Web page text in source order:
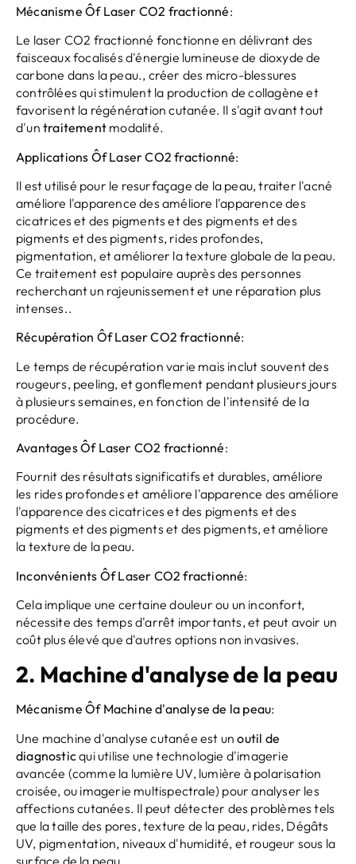
Mécanisme Ôf Laser CO2 fractionné:
Le laser CO2 fractionné fonctionne en délivrant des
faisceaux focalisés d'énergie lumineuse de dioxyde de
carbone dans la peau., créer des micro-blessures
contrôlées qui stimulent la production de collagène et
favorisent la régénération cutanée. Il s'agit avant tout
d'un traitement modalité.
Applications ÔfLaser CO2 fractionné:
Il est utilisé pour le resurfaçage de la peau, traiter l'acné
améliore l'apparence des améliore l'apparence des
cicatrices et des pigments et des pigments et des
pigments et des pigments, rides profondes,
pigmentation, et améliorer la texture globale de la peau.
Ce traitement est populaire auprès des personnes
recherchant un rajeunissement et une réparation plus
intenses..
Récupération ÔfLaser CO2 fractionné:
Le temps de récupération varie mais inclut souvent des
rougeurs, peeling, et gonflement pendant plusieurs jours
à plusieurs semaines, en fonction de l'intensité de la
procédure.
AvantagesÔf Laser CO2 fractionné:
Fournit des résultats significatifs et durables, améliore
les rides profondes et améliore l'apparence des améliore
l'apparence des cicatrices et des pigments et des
pigments et des pigments et des pigments, et améliore
la texture de la peau.
Inconvénients ÔfLaser CO2 fractionné:
Cela implique une certaine douleur ou un inconfort,
nécessite des temps d'arrêt importants, et peut avoir un
coût plus élevé que d'autres options non invasives.
2. Machine d'analyse de la peau
Mécanisme Ôf Machine d'analyse de la peau:
Une machine d'analyse cutanée est unoutil de
diagnosticqui utilise une technologie d'imagerie
avancée (comme la lumière UV, lumière à polarisation
croisée, ou imagerie multispectrale) pour analyser les
affections cutanées. Il peut détecter des problèmes tels
que la taille des pores, texture de la peau, rides, Dégâts
UV, pigmentation, niveaux d'humidité, et rougeur sous la
surface de la peau.